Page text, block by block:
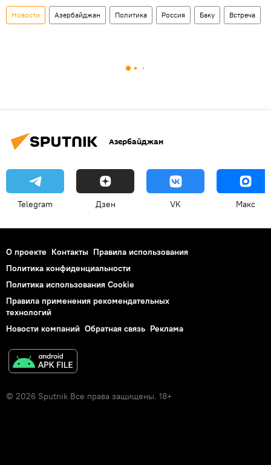
Новости Азербайджан Политика Россия Баку Встреча
Азербайджан
Telegram Дзен VK Макс
О проекте Контакты Правила использования
Политика конфиденциальности
Политика использования Cookie
Правила применения рекомендательных
технологий
Новости компаний Обратная связь Реклама
© 2026 Sputnik Все права защищены. 18+